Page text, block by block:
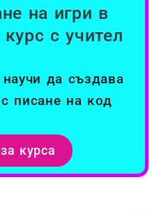
на игри в
с учител
да създава
писане на код
курса